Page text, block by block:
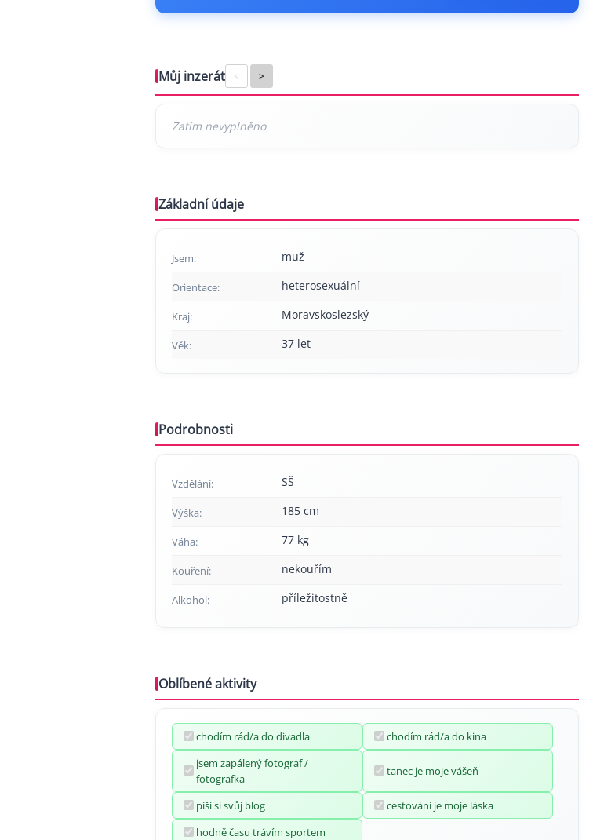
Můj inzerát < >
Základní údaje
Jsem: muž
Orientace: heterosexuální
Kraj: Moravskoslezský
Věk: 37 let
Podrobnosti
Vzdělání: SŠ
Výška: 185 cm
Váha: 77 kg
Kouření: nekouřím
Alkohol: příležitostně
Oblíbené aktivity
chodím rád/a do divadla
chodím rád/a do kina
jsem zapálený fotograf /
fotografka
tanec je moje vášeň
píši si svůj blog
cestování je moje láska
hodně času trávím sportem